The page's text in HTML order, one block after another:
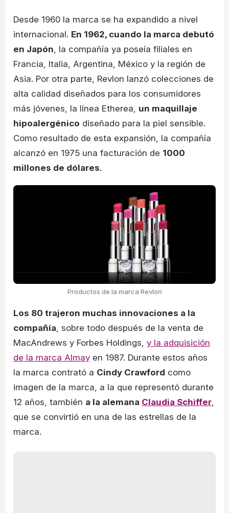
Desde 1960 la marca se ha expandido a nivel
internacional. En 1962, cuando la marca debutó
en Japón , la compañía ya poseía filiales en
Francia, Italia, Argentina, México y la región de
Asia. Por otra parte, Revlon lanzó colecciones de
alta calidad diseñados para los consumidores
más jóvenes, la línea Etherea, un maquillaje
hipoalergénico diseñado para la piel sensible.
Como resultado de esta expansión, la compañía
alcanzó en 1975 una facturación de 1000
millones de dólares.
Productos de la marca Revlon
Los 80 trajeron muchas innovaciones a la
compañía, sobre todo después de la venta de
MacAndrews y Forbes Holdings, y la adquisición
de la marca Almay en 1987. Durante estos años
la marca contrató a Cindy Crawford como
imagen de la marca, a la que representó durante
12 años, también a la alemana Claudia Schiffer,
que se convirtió en una de las estrellas de la
marca.